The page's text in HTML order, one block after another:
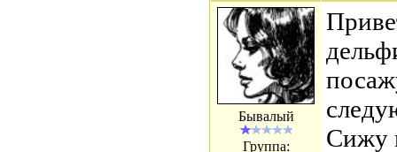
Бывалый
Группа:
Сижу